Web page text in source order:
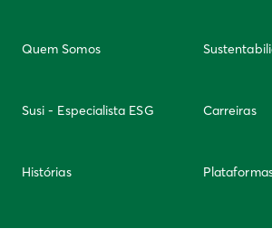
Quem Somos
Susi - Especialista ESG Carreiras
Histórias
Newsletter Integridade